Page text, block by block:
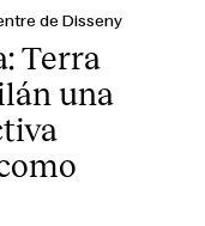
de Disseny
Terra
una